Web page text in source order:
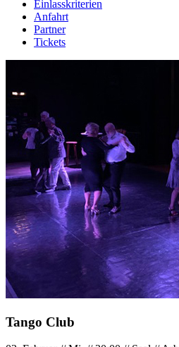
Einlasskriterien
Anfahrt
Partner
Tickets
Tango Club